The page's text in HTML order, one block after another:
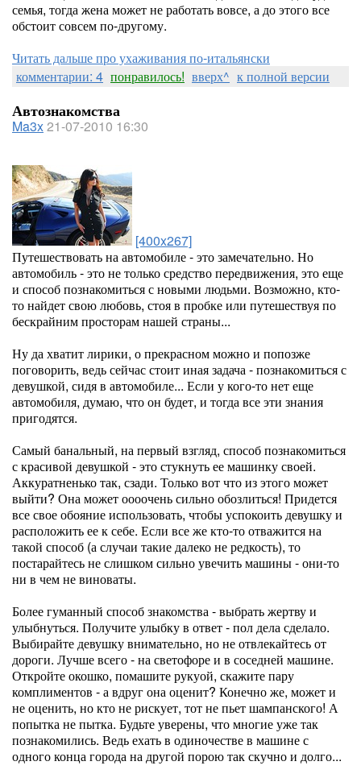
семья, тогда жена может не работать вовсе, а до этого все
обстоит совсем по-другому.
Читать дальше про ухаживания по-итальянски
комментарии: 4 понравилось! вверх^ к полной версии
Автознакомства
Ma3x21-07-2010 16:30
[400x267]
Путешествовать на автомобиле - это замечательно. Но
автомобиль - это не только средство передвижения, это еще
и способ познакомиться с новыми людьми. Возможно, кто-
то найдет свою любовь, стоя в пробке или путешествуя по
бескрайним просторам нашей страны...
Ну да хватит лирики, о прекрасном можно и попозже
поговорить, ведь сейчас стоит иная задача - познакомиться с
девушкой, сидя в автомобиле... Если у кого-то нет еще
автомобиля, думаю, что он будет, и тогда все эти знания
пригодятся.
Самый банальный, на первый взгляд, способ познакомиться
с красивой девушкой - это стукнуть ее машинку своей.
Аккуратненько так, сзади. Только вот что из этого может
выйти? Она может оооочень сильно обозлиться! Придется
все свое обояние использовать, чтобы успокоить девушку и
расположить ее к себе. Если все же кто-то отважится на
такой способ (а случаи такие далеко не редкость), то
постарайтесь не слишком сильно увечить машины - они-то
ни в чем не виноваты.
Более гуманный способ знакомства - выбрать жертву и
улыбнуться. Получите улыбку в ответ - пол дела сделало.
Выбирайте девушку внимательно, но не отвлекайтесь от
дороги. Лучше всего - на светофоре и в соседней машине.
Откройте окошко, помашите рукуой, скажите пару
комплиментов - а вдруг она оценит? Конечно же, может и
не оценить, но кто не рискует, тот не пьет шампанского! А
попытка не пытка. Будьте уверены, что многие уже так
познакомились. Ведь ехать в одиночестве в машине с
одного конца города на другой порою так скучно и долго...